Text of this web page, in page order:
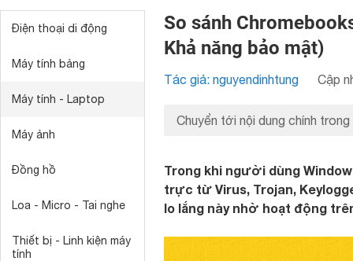
Điện thoại di động
Máy tính bảng
Máy tính - Laptop
Máy ảnh
Đồng hồ
Loa - Micro - Tai nghe
Thiết bị - Linh kiện máy
tính
So sánh
Khả năng bảo mật)
Tác giả: nguyendinhtung Cập
Chuyển tới nội dung chính trong
Trong khi người dùng
trực từ Virus, Trojan,
lo lắng này nhờ hoạt động